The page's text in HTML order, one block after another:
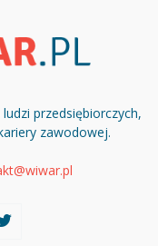
przedsiębiorczych,
zawodowej.